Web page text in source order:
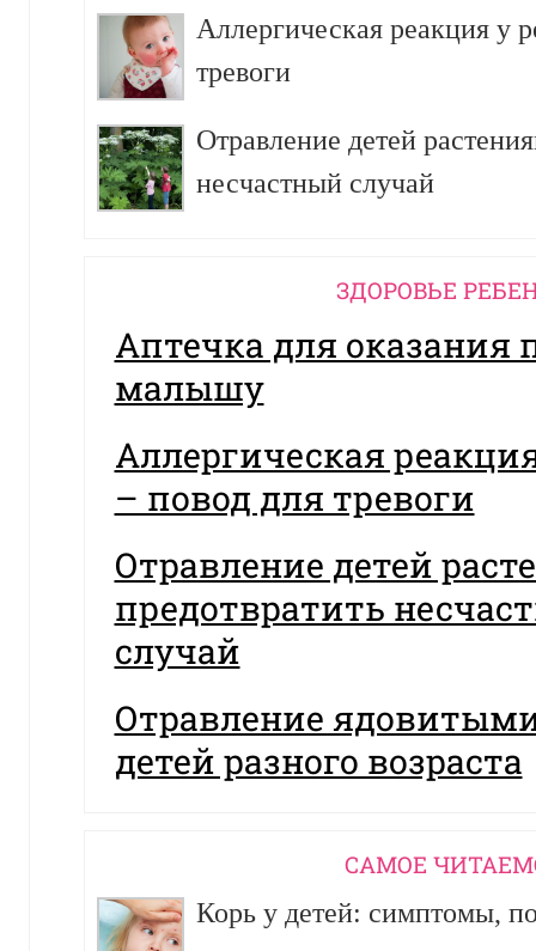
Аллергическая реакция у
тревоги
Отравление детей
несчастный случай
ЗДОРОВЬЕ
Аптечка для
малышу
Аллергическая
– повод для тревоги
Отравление детей
предотвратить
случай
Отравление
детей разного возраста
CАМОЕ
Корь у детей: симптомы,